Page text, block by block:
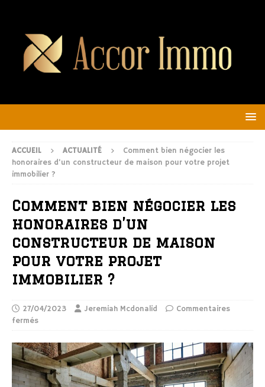
ACCUEIL ACTUALITÉ
Comment bien négocier les
honoraires d’un constructeur de maison pour votre projet
immobilier ?
Comment bien négocier les
honoraires d’un
constructeur de maison
pour votre projet
immobilier ?
27/04/2023 Jeremiah Mcdonalid
Commentaires
fermés